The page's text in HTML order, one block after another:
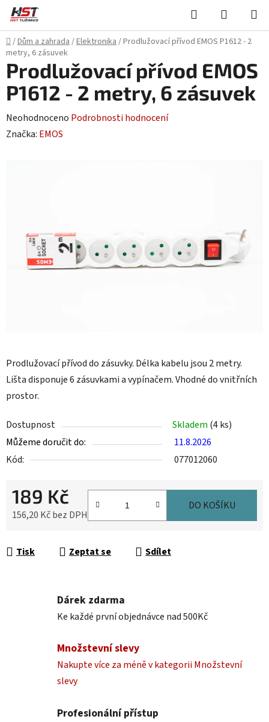
Přejít
obsah
Hledat
KOŠÍK
Domů
/Dům a zahrada/Elektronika/Prodlužovací přívod EMOS P1612 - 2
metry, 6 zásuvek
Prodlužovací přívod do zásuvky. Délka kabelu jsou 2 metry.
Lišta disponuje 6 zásuvkami a vypínačem. Vhodné do vnitřních
prostor.
Dostupnost Skladem (4 ks)
Můžeme doručit do:
11.8.2026
Kód:
077012060
189 Kč
156,20 Kč bez DPH
DO KOŠÍKU
Tisk Zeptat se Sdílet
Prodlužovací přívod EMOS
P1612 - 2 metry, 6 zásuvek
Průměrné
hodnocení
hvězdiček.
Neohodnoceno Podrobnosti hodnocení
Značka: EMOS
Dárek zdarma
Ke každé první objednávce nad 500Kč
Množstevní slevy
Nakupte více za méně v kategorii Množstevní
slevy
Profesionální přístup